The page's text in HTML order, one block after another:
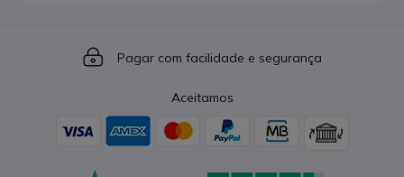
Icon
Pagar com facilidade e segurança
Aceitamos